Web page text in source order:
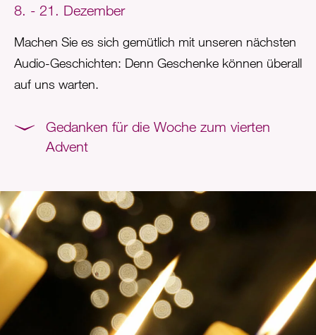
8. - 21. Dezember
Machen Sie es sich gemütlich mit unseren nächsten
Audio-Geschichten: Denn Geschenke können überall
auf uns warten.
Gedanken für die Woche zum vierten
Advent